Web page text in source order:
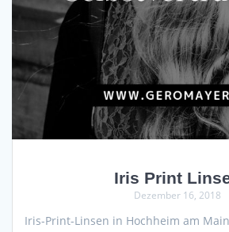
Iris Print
Dezember 16, 2018
Iris-Print-Linsen in Hochheim am